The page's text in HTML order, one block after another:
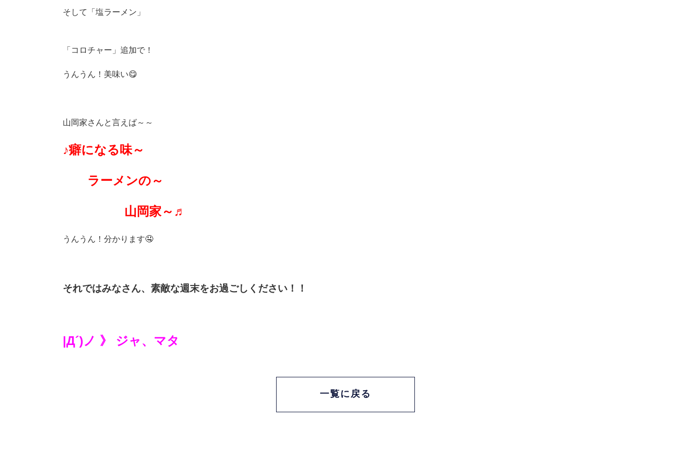
そして「塩ラーメン」
「コロチャー」追加で！
うんうん！美味い😋
山岡家さんと言えば～～
♪癖になる味～
ラーメンの～
山岡家～♬
うんうん！分かります🤤
それではみなさん、素敵な週末をお過ごしください！！
|Д´)ノ 》 ジャ、マタ
一覧に戻る